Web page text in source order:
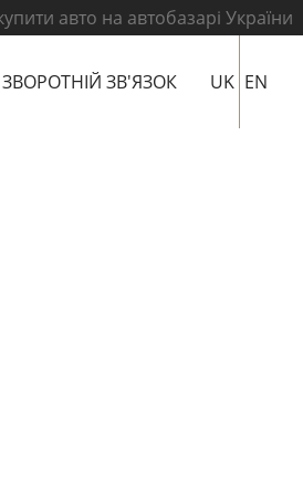
авто на автобазарі України
ЗВОРОТНІЙ ЗВ'ЯЗОК UK EN